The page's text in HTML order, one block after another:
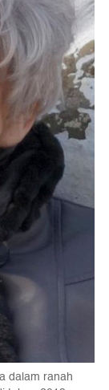
dalam ranah